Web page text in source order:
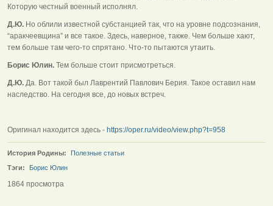
Которую честный военный исполнял.
Д.Ю. Но облили известной субстанцией так, что на уровне подсознания,
“аракчеевщина” и все такое. Здесь, наверное, также. Чем больше хают,
тем больше там чего-то спрятано. Что-то пытаются утаить.
Борис Юлин. Тем больше стоит присмотреться.
Д.Ю. Да. Вот такой был Лаврентий Павлович Берия. Такое оставил нам
наследство. На сегодня все, до новых встреч.
Оригинал находится здесь - https://oper.ru/video/view.php?t=958
История Родины:
Полезные статьи
Тэги:
Борис Юлин
1864 просмотра